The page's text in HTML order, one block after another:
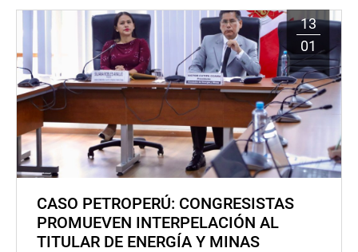
13
01
CASO PETROPERÚ: CONGRESISTAS
PROMUEVEN INTERPELACIÓN AL
TITULAR DE ENERGÍA Y MINAS